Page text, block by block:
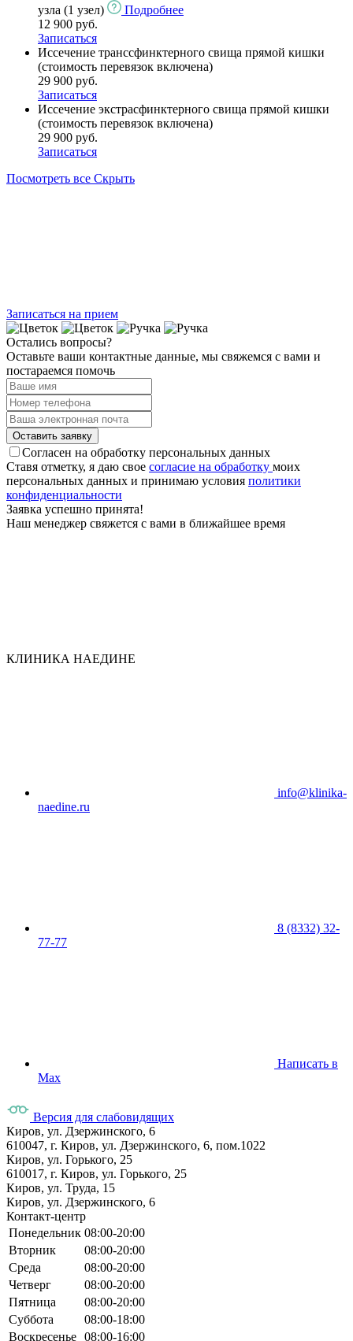
узла (1 узел)
Подробнее
12 900 руб.
Записаться
Иссечение транссфинктерного свища прямой кишки
(стоимость перевязок включена)
29 900 руб.
Записаться
Иссечение экстрасфинктерного свища прямой кишки
(стоимость перевязок включена)
29 900 руб.
Записаться
Посмотреть все Скрыть
Записаться на прием
Остались вопросы?
Оставьте ваши контактные данные, мы свяжемся с вами и
постараемся помочь
Оставить заявку
Согласен на обработку персональных данных
Ставя отметку, я даю свое согласие на обработку моих
персональных данных и принимаю условия политики
конфиден­циальности
Заявка успешно принята!
Наш менеджер свяжется с вами в ближайшее время
КЛИНИКА НАЕДИНЕ
info@klinika-
naedine.ru
8 (8332) 32-
77-77
Написать в
Max
Версия для слабовидящих
Киров, ул. Дзержинского, 6
610047, г. Киров, ул. Дзержинского, 6, пом.1022
Киров, ул. Горького, 25
610017, г. Киров, ул. Горького, 25
Киров, ул. Труда, 15
Киров, ул. Дзержинского, 6
Контакт-центр
Понедельник 08:00-20:00
Вторник
08:00-20:00
Среда
08:00-20:00
Четверг
08:00-20:00
Пятница
08:00-20:00
Суббота
08:00-18:00
Воскресенье 08:00-16:00